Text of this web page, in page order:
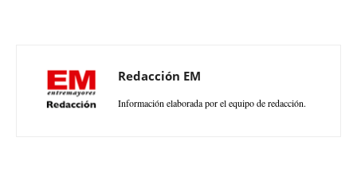
Redacción EM
Información elaborada por el equipo de redacción.